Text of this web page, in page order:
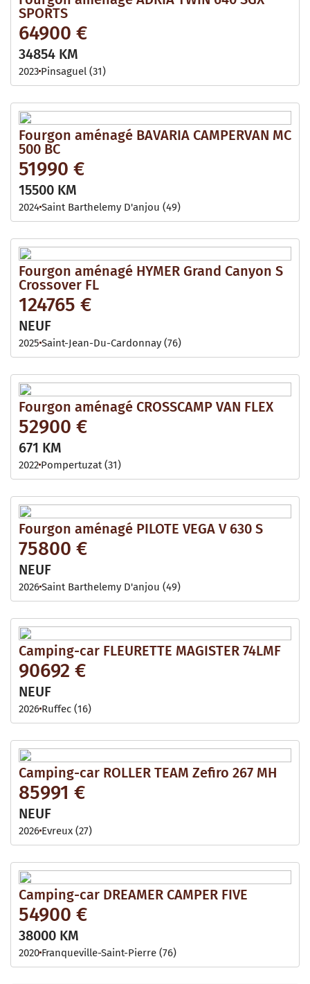
SPORTS
64900 €
34854 KM
2023 Pinsaguel (31)
Fourgon aménagé BAVARIA CAMPERVAN MC
500 BC
51990 €
15500 KM
2024Saint Barthelemy D'anjou (49)
Fourgon aménagé HYMER Grand Canyon S
Crossover FL
124765 €
NEUF
2025 Saint-Jean-Du-Cardonnay (76)
Fourgon aménagé CROSSCAMP VAN FLEX
52900 €
671 KM
2022 Pompertuzat (31)
Fourgon aménagé PILOTE VEGA V 630 S
75800 €
NEUF
2026Saint Barthelemy D'anjou (49)
Camping-car FLEURETTE MAGISTER 74LMF
90692 €
NEUF
2026 Ruffec (16)
Camping-car ROLLER TEAM Zefiro 267 MH
85991 €
NEUF
2026 Evreux (27)
Camping-car DREAMER CAMPER FIVE
54900 €
38000 KM
2020 Franqueville-Saint-Pierre (76)